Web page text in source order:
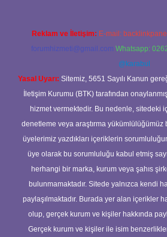
Reklam ve İletişim: E-mail:
forumhizmeti@gmail.com Whatsapp:
@karabul
Yasal Uyarı: Sitemiz, 5651 Sayılı Kanun
İletişim Kurumu (BTK) tarafından
hizmet vermektedir. Bu nedenle, sitedeki
denetleme veya araştırma yükümlülüğümüz
üyelerimiz yazdıkları içeriklerin
üye olarak bu sorumluluğu kabul etmiş
herhangi bir marka, kurum veya şahıs
bulunmamaktadır. Sitede yalnızca kendi
paylaşılmaktadır. Burada yer alan içerikler
olup, gerçek kurum ve kişiler hakkında
Gerçek kurum ve kişiler ile isim